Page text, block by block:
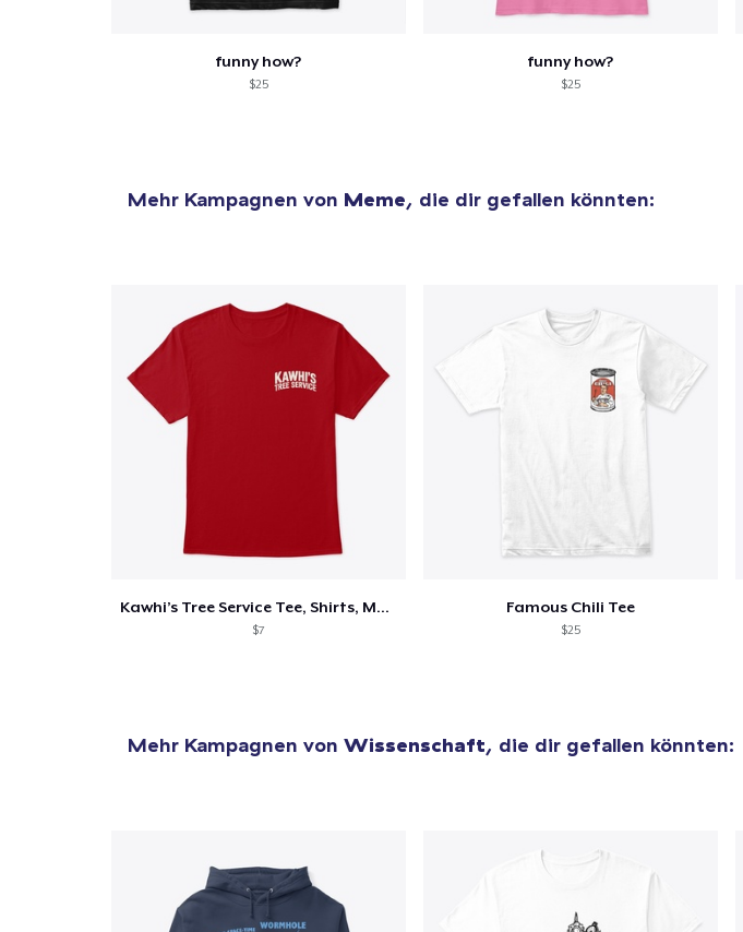
funny how?
$25
funny how?
$25
Mehr Kampagnen von Meme, die dir gefallen könnten:
Kawhi’s Tree Service Tee, Shirts, Mug
$7
Famous Chili Tee
$25
Mehr Kampagnen von Wissenschaft, die dir gefallen könnten: